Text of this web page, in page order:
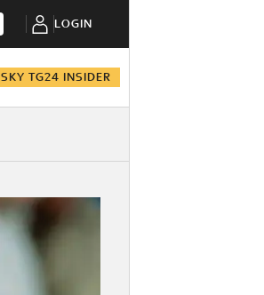
LOGIN
SKY TG24 INSIDER